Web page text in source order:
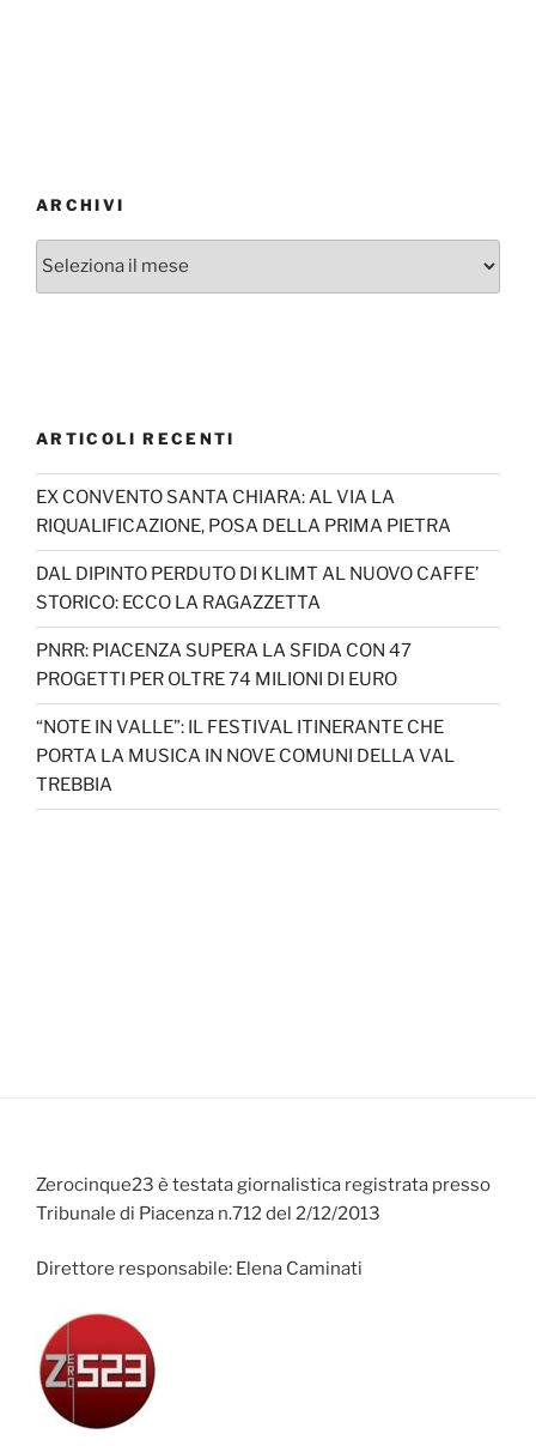
ARCHIVI
Archivi
ARTICOLI RECENTI
EX CONVENTO SANTA CHIARA: AL VIA LA
RIQUALIFICAZIONE, POSA DELLA PRIMA PIETRA
DAL DIPINTO PERDUTO DI KLIMT AL NUOVO CAFFE’
STORICO: ECCO LA RAGAZZETTA
PNRR: PIACENZA SUPERA LA SFIDA CON 47
PROGETTI PER OLTRE 74 MILIONI DI EURO
“NOTE IN VALLE”: IL FESTIVAL ITINERANTE CHE
PORTA LA MUSICA IN NOVE COMUNI DELLA VAL
TREBBIA
Zerocinque23 è testata giornalistica registrata presso
Tribunale di Piacenza n.712 del 2/12/2013
Direttore responsabile: Elena Caminati